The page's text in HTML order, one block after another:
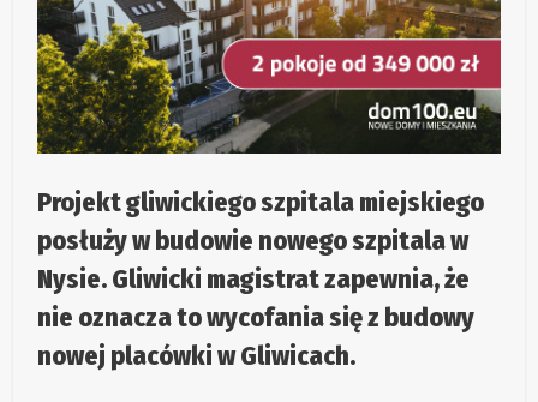
Projekt gliwickiego szpitala miejskiego
posłuży w budowie nowego szpitala w
Nysie. Gliwicki magistrat zapewnia, że
nie oznacza to wycofania się z budowy
nowej placówki w Gliwicach.